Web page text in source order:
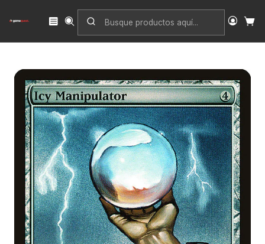
Inicio Singles
Friday Night Magic 2005
Icy Manipulator (foil) | Inglés | VG | F05